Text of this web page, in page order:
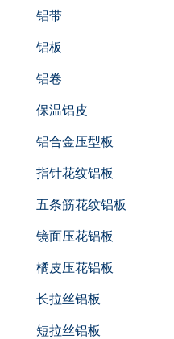
铝带
铝板
铝卷
保温铝皮
铝合金压型板
指针花纹铝板
五条筋花纹铝板
镜面压花铝板
橘皮压花铝板
长拉丝铝板
短拉丝铝板